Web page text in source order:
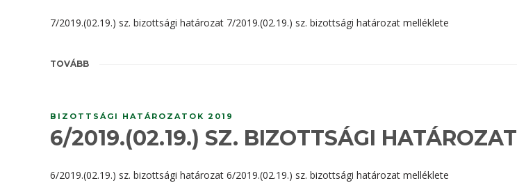
7/2019.(02.19.) sz. bizottsági határozat 7/2019.(02.19.) sz. bizottsági határozat melléklete
TOVÁBB
BIZOTTSÁGI HATÁROZATOK 2019
6/2019.(02.19.) SZ. BIZOTTSÁGI HATÁROZAT
6/2019.(02.19.) sz. bizottsági határozat 6/2019.(02.19.) sz. bizottsági határozat melléklete